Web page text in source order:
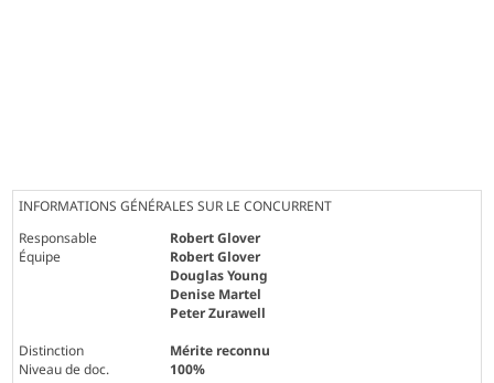
INFORMATIONS GÉNÉRALES SUR LE CONCURRENT
Responsable
Robert Glover
Équipe
Robert Glover
Douglas Young
Denise Martel
Peter Zurawell
Distinction
Mérite reconnu
Niveau de doc.
100%